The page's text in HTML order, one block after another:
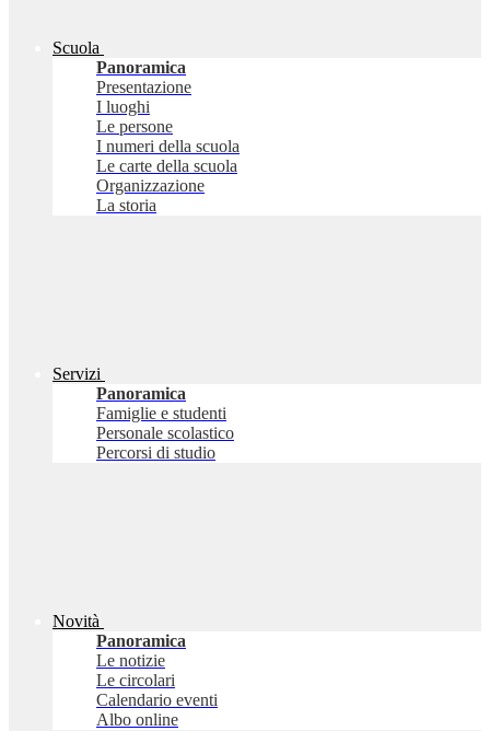
Scuola
Panoramica
Presentazione
I luoghi
Le persone
I numeri della scuola
Le carte della scuola
Organizzazione
La storia
Servizi
Panoramica
Famiglie e studenti
Personale scolastico
Percorsi di studio
Novità
Panoramica
Le notizie
Le circolari
Calendario eventi
Albo online